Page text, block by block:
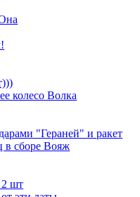
колесо Волка
"Гераней" и ракет
в сборе Вояж
шт